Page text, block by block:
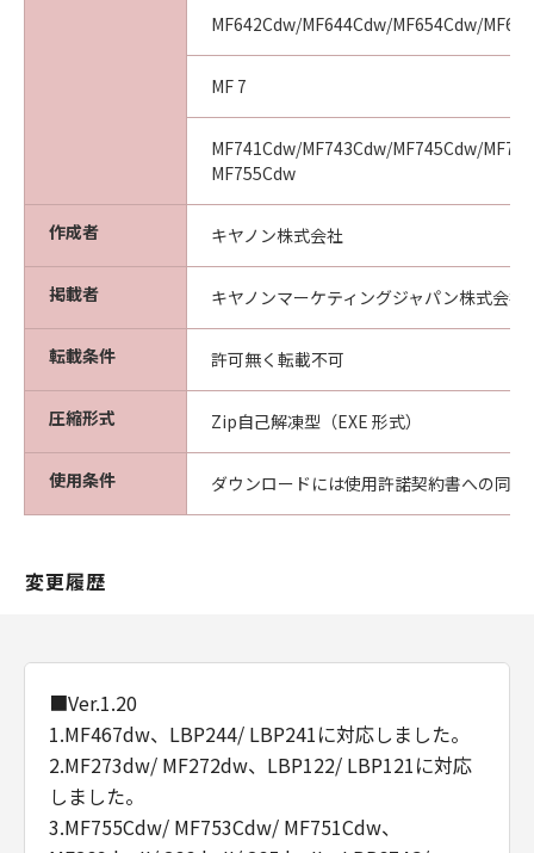
MF642Cdw/MF644Cdw/MF654Cdw/
MF 7
MF741Cdw/MF743Cdw/MF745Cdw/
MF755Cdw
作成者 キヤノン株式会社
掲載者 キヤノンマーケティングジャパン株式会社
転載条件 許可無く転載不可
圧縮形式 Zip自己解凍型（EXE 形式）
使用条件 ダウンロードには使用許諾契約書への同意
変更履歴
■Ver.1.20
1.MF467dw、LBP244/ LBP241に対応しました。
2.MF273dw/ MF272dw、LBP122/ LBP121に対応
しました。
3.MF755Cdw/ MF753Cdw/ MF751Cdw、